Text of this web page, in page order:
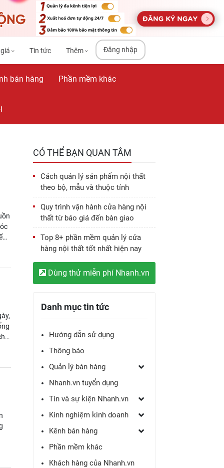
Tin tức Thêm Đăng nhập
bán hàng Phần mềm khác
CÓ THỂ BẠN QUAN TÂM
Cách quản lý sản phẩm nội thất
theo bộ, mẫu và thuộc tính
Quy trình vận hành cửa hàng nội
thất từ báo giá đến bàn giao
Top 8+ phần mềm quản lý cửa
hàng nội thất tốt nhất hiện nay
Dùng thử miễn phí Nhanh.vn
Danh mục tin tức
Hướng dẫn sử dụng
Thông báo
Quản lý bán hàng
Nhanh.vn tuyển dụng
Tin và sự kiện Nhanh.vn
Kinh nghiệm kinh doanh
Kênh bán hàng
Phần mềm khác
Khách hàng của Nhanh.vn